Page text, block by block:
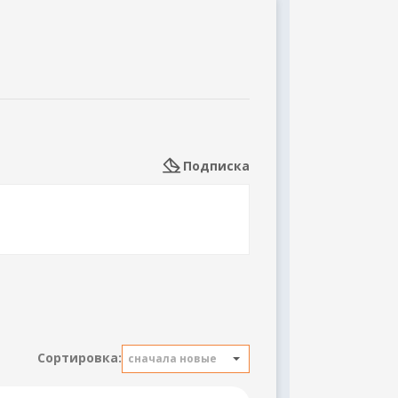
Подписка
Сортировка: сначала новые